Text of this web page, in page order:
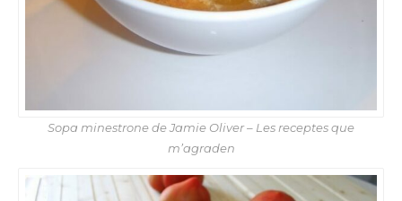
Sopa minestrone de Jamie Oliver – Les receptes que
m’agraden